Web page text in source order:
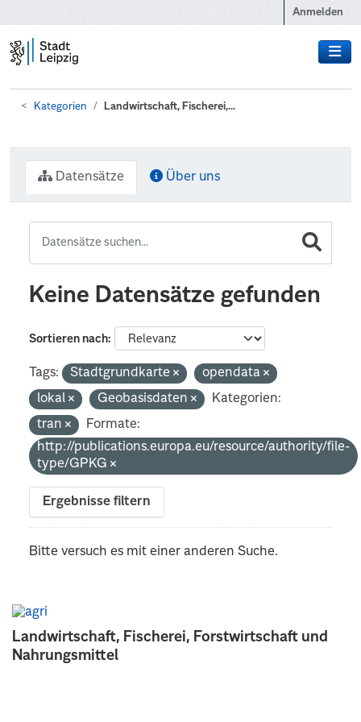
Anmelden
Kategorien Landwirtschaft, Fischerei,...
Landwirtschaft, Fischerei, Forstwirtschaft und
Nahrungsmittel
Datensätze Über uns
Keine Datensätze gefunden
Sortieren nach
Tags: Stadtgrundkarte
opendata
lokal
Geobasisdaten
Kategorien:
tran
Formate:
http://publications.europa.eu/resource/authority/file-
type/GPKG
Ergebnisse filtern
Bitte versuch es mit einer anderen Suche.